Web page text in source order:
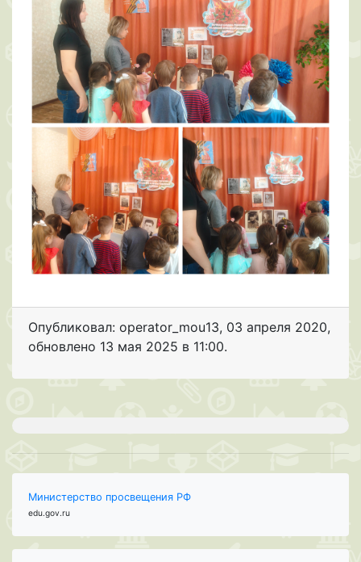
Опубликовал: operator_mou13, 03 апреля 2020,
обновлено 13 мая 2025 в 11:00.
Министерство просвещения РФ
edu.gov.ru